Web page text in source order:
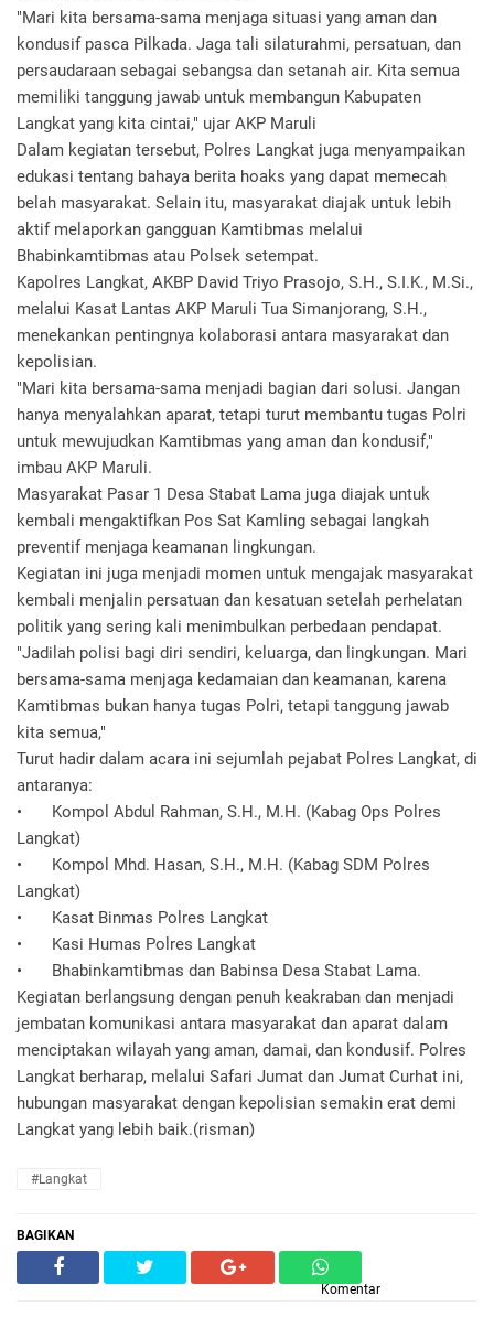
"Mari kita bersama-sama menjaga situasi yang aman dan
kondusif pasca Pilkada. Jaga tali silaturahmi, persatuan, dan
persaudaraan sebagai sebangsa dan setanah air. Kita semua
memiliki tanggung jawab untuk membangun Kabupaten
Langkat yang kita cintai," ujar AKP Maruli
Dalam kegiatan tersebut, Polres Langkat juga menyampaikan
edukasi tentang bahaya berita hoaks yang dapat memecah
belah masyarakat. Selain itu, masyarakat diajak untuk lebih
aktif melaporkan gangguan Kamtibmas melalui
Bhabinkamtibmas atau Polsek setempat.
Kapolres Langkat, AKBP David Triyo Prasojo, S.H., S.I.K., M.Si.,
melalui Kasat Lantas AKP Maruli Tua Simanjorang, S.H.,
menekankan pentingnya kolaborasi antara masyarakat dan
kepolisian.
"Mari kita bersama-sama menjadi bagian dari solusi. Jangan
hanya menyalahkan aparat, tetapi turut membantu tugas Polri
untuk mewujudkan Kamtibmas yang aman dan kondusif,"
imbau AKP Maruli.
Masyarakat Pasar 1 Desa Stabat Lama juga diajak untuk
kembali mengaktifkan Pos Sat Kamling sebagai langkah
preventif menjaga keamanan lingkungan.
Kegiatan ini juga menjadi momen untuk mengajak masyarakat
kembali menjalin persatuan dan kesatuan setelah perhelatan
politik yang sering kali menimbulkan perbedaan pendapat.
"Jadilah polisi bagi diri sendiri, keluarga, dan lingkungan. Mari
bersama-sama menjaga kedamaian dan keamanan, karena
Kamtibmas bukan hanya tugas Polri, tetapi tanggung jawab
kita semua,"
Turut hadir dalam acara ini sejumlah pejabat Polres Langkat, di
antaranya:
•
Kompol Abdul Rahman, S.H., M.H. (Kabag Ops Polres
Langkat)
•
Kompol Mhd. Hasan, S.H., M.H. (Kabag SDM Polres
Langkat)
•
Kasat Binmas Polres Langkat
•
Kasi Humas Polres Langkat
•
Bhabinkamtibmas dan Babinsa Desa Stabat Lama.
Kegiatan berlangsung dengan penuh keakraban dan menjadi
jembatan komunikasi antara masyarakat dan aparat dalam
menciptakan wilayah yang aman, damai, dan kondusif. Polres
Langkat berharap, melalui Safari Jumat dan Jumat Curhat ini,
hubungan masyarakat dengan kepolisian semakin erat demi
Langkat yang lebih baik.(risman)
#Langkat
BAGIKAN
Komentar